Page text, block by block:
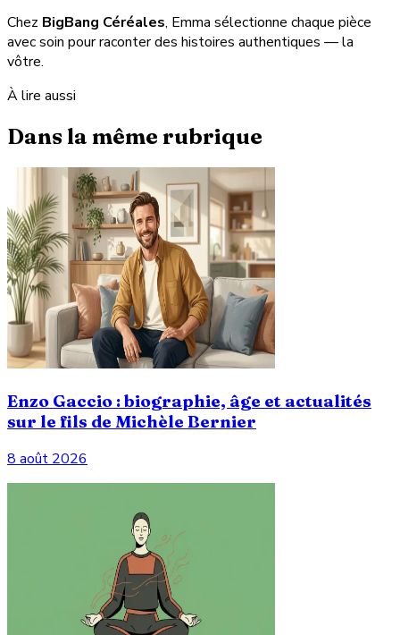
Chez BigBang Céréales, Emma sélectionne chaque pièce
avec soin pour raconter des histoires authentiques — la
vôtre.
À lire aussi
Dans la même rubrique
Enzo Gaccio : biographie, âge et actualités
sur le fils de Michèle Bernier
8 août 2026